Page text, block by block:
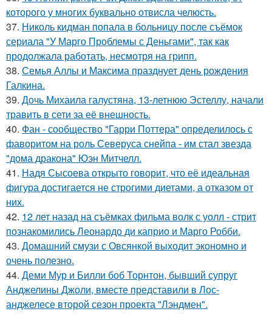
которого у многих буквально отвисла челюсть.
37. Николь кидман попала в больницу после съёмок
сериала "У Марго Проблемы с Деньгами", так как
продолжала работать, несмотря на грипп.
38. Семья Аллы и Максима празднует день рождения
Галкина.
39. Дочь Михаила галустяна, 13-летнюю Эстеллу, начали
травить в сети за её внешность.
40. Фан - сообщество "Гарри Поттера" определилось с
фаворитом на роль Северуса снейпа - им стал звезда
"дома дракона" Юэн Митчелл.
41. Надя Сысоева открыто говорит, что её идеальная
фигура достигается не строгими диетами, а отказом от
них.
42. 12 лет назад на съёмках фильма волк с уолл - стрит
познакомились Леонардо ди каприо и Марго Робби.
43. Домашний смузи с Овсянкой выходит экономно и
очень полезно.
44. Деми Мур и Билли боб Торнтон, бывший супруг
Анджелины Джоли, вместе представили в Лос-
анджелесе второй сезон проекта "Лэндмен".